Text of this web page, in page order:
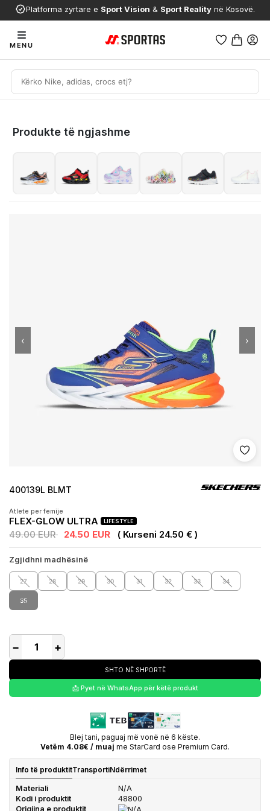
Platforma zyrtare e Sport Vision & Sport Reality në Kosovë.
MENU
Produkte të ngjashme
Shto
‹ ›
400139L BLMT
Atlete per femije
FLEX-GLOW ULTRA LIFESTYLE
49.00 EUR 24.50 EUR ( Kurseni 24.50 € )
Zgjidhni madhësinë
27 28 29 30 31 32 33 34
35
− +
SHTO NË SHPORTË
📩 Pyet në WhatsApp për këtë produkt
Blej tani, paguaj më vonë në 6 këste.
Vetëm 4.08€ / muaj me StarCard ose Premium Card.
Info të produktitTransportiNdërrimet
Materiali
N/A
Kodi i produktit
48800
Origjina e produktit